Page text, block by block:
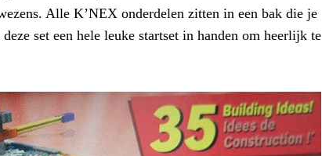
Alle K’NEX onderdelen zitten in een bak die je
set een hele leuke startset in handen om heerlijk te